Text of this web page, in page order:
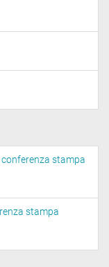
conferenza stampa
stampa